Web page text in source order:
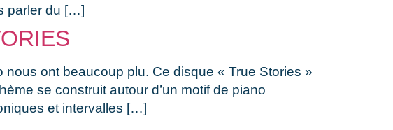
parler du […]
ont beaucoup plu. Ce disque « True Stories »
se construit autour d’un motif de piano
et intervalles […]